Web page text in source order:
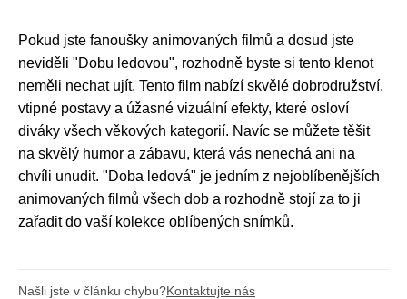
Pokud jste fanoušky animovaných filmů a dosud jste
neviděli "Dobu ledovou", rozhodně byste si tento klenot
neměli nechat ujít. Tento film nabízí skvělé dobrodružství,
vtipné postavy a úžasné vizuální efekty, které osloví
diváky všech věkových kategorií. Navíc se můžete těšit
na skvělý humor a zábavu, která vás nenechá ani na
chvíli unudit. "Doba ledová" je jedním z nejoblíbenějších
animovaných filmů všech dob a rozhodně stojí za to ji
zařadit do vaší kolekce oblíbených snímků.
Našli jste v článku chybu?Kontaktujte nás